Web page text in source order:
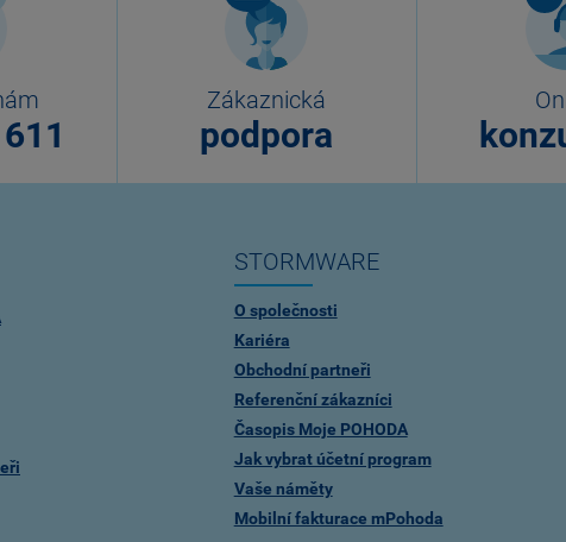
Zákaznická
podpora
STORMWARE
O společnosti
Kariéra
Obchodní partneři
Referenční zákazníci
Časopis Moje POHODA
Jak vybrat účetní program
Vaše náměty
Mobilní fakturace mPohoda